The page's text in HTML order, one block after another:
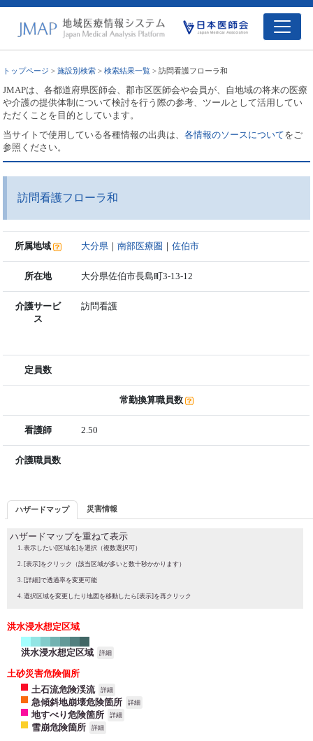
トップページ >施設別検索 >検索結果一覧 > 訪問看護フローラ和
JMAPは、各都道府県医師会、郡市区医師会や会員が、自地域の将来の医療
や介護の提供体制について検討を行う際の参考、ツールとして活用してい
ただくことを目的としています。
当サイトで使用している各種情報の出典は、各情報のソースについてをご
参照ください。
訪問看護フローラ和
所属地域 大分県 ｜南部医療圏 ｜佐伯市
所在地 大分県佐伯市長島町3-13-12
介護サービ
ス
訪問看護
定員数
常勤換算職員数
看護師 2.50
介護職員数
ハザードマップ 災害情報
ハザードマップを重ねて表示
表示したい[区域名]を選択（複数選択可）
[表示]をクリック（該当区域が多いと数十秒かかります）
[詳細]で透過率を変更可能
選択区域を変更したり地図を移動したら[表示]を再クリック
洪水浸水想定区域
洪水浸水想定区域 詳細
土砂災害危険個所
土石流危険渓流
詳細
急傾斜地崩壊危険箇所 詳細
地すべり危険箇所 詳細
雪崩危険箇所 詳細